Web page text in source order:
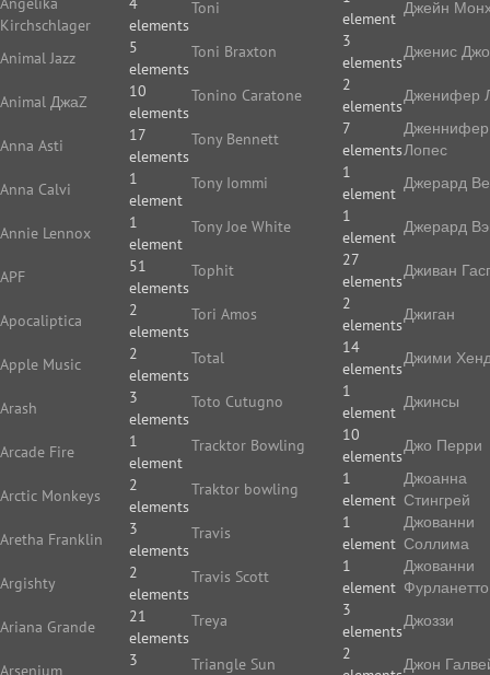
Kirchschlager
elements
Animal Jazz
5
elements
Animal ДжаZ
10
elements
Anna Asti
17
elements
Anna Calvi
1
element
Annie Lennox
1
element
APF
51
elements
Apocaliptica
2
elements
Apple Music
2
elements
Arash
3
elements
Arcade Fire
1
element
Arctic Monkeys
2
elements
Aretha Franklin
3
elements
Argishty
2
elements
Ariana Grande
21
elements
Arsenium
3
Toni
element
Toni Braxton
3
elements
Tonino Caratone
2
elements
Tony Bennett
7
elements
Tony Iommi
1
element
Tony Joe White
1
element
Tophit
27
elements
Tori Amos
2
elements
Total
14
elements
Toto Cutugno
1
element
Tracktor Bowling
10
elements
Traktor bowling
1
element
Travis
1
element
Travis Scott
1
element
Treya
3
elements
Triangle Sun
2
Джейн
Дженис
Дженифер
Дженнифер
Лопес
Джерард
Джерард
Дживан
Джиган
Джими
Джинсы
Джо Перри
Джоанна
Стингрей
Джованни
Соллима
Джованни
Фурланетто
Джоззи
Джон